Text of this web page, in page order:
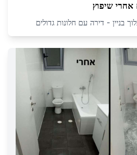
אחרי שיפוץ
בניין - דירה עם חלונות גדולים